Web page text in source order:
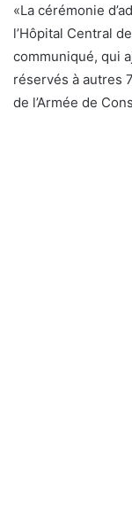
«La cérémonie
l’Hôpital Central
communiqué, qui
réservés à autres
de l’Armée de